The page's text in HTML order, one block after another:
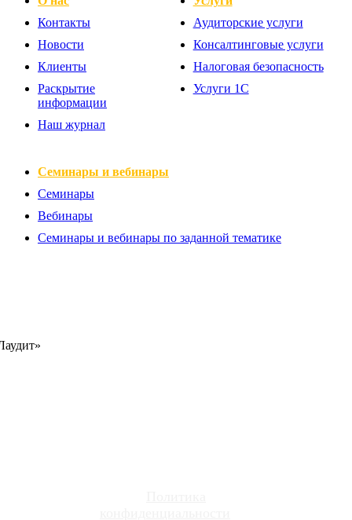
Контакты
Новости
Клиенты
Раскрытие
информации
Наш журнал
Аудиторские услуги
Консалтинговые услуги
Налоговая безопасность
Услуги 1С
Семинары и вебинары
Семинары
Вебинары
Семинары и вебинары по заданной тематике